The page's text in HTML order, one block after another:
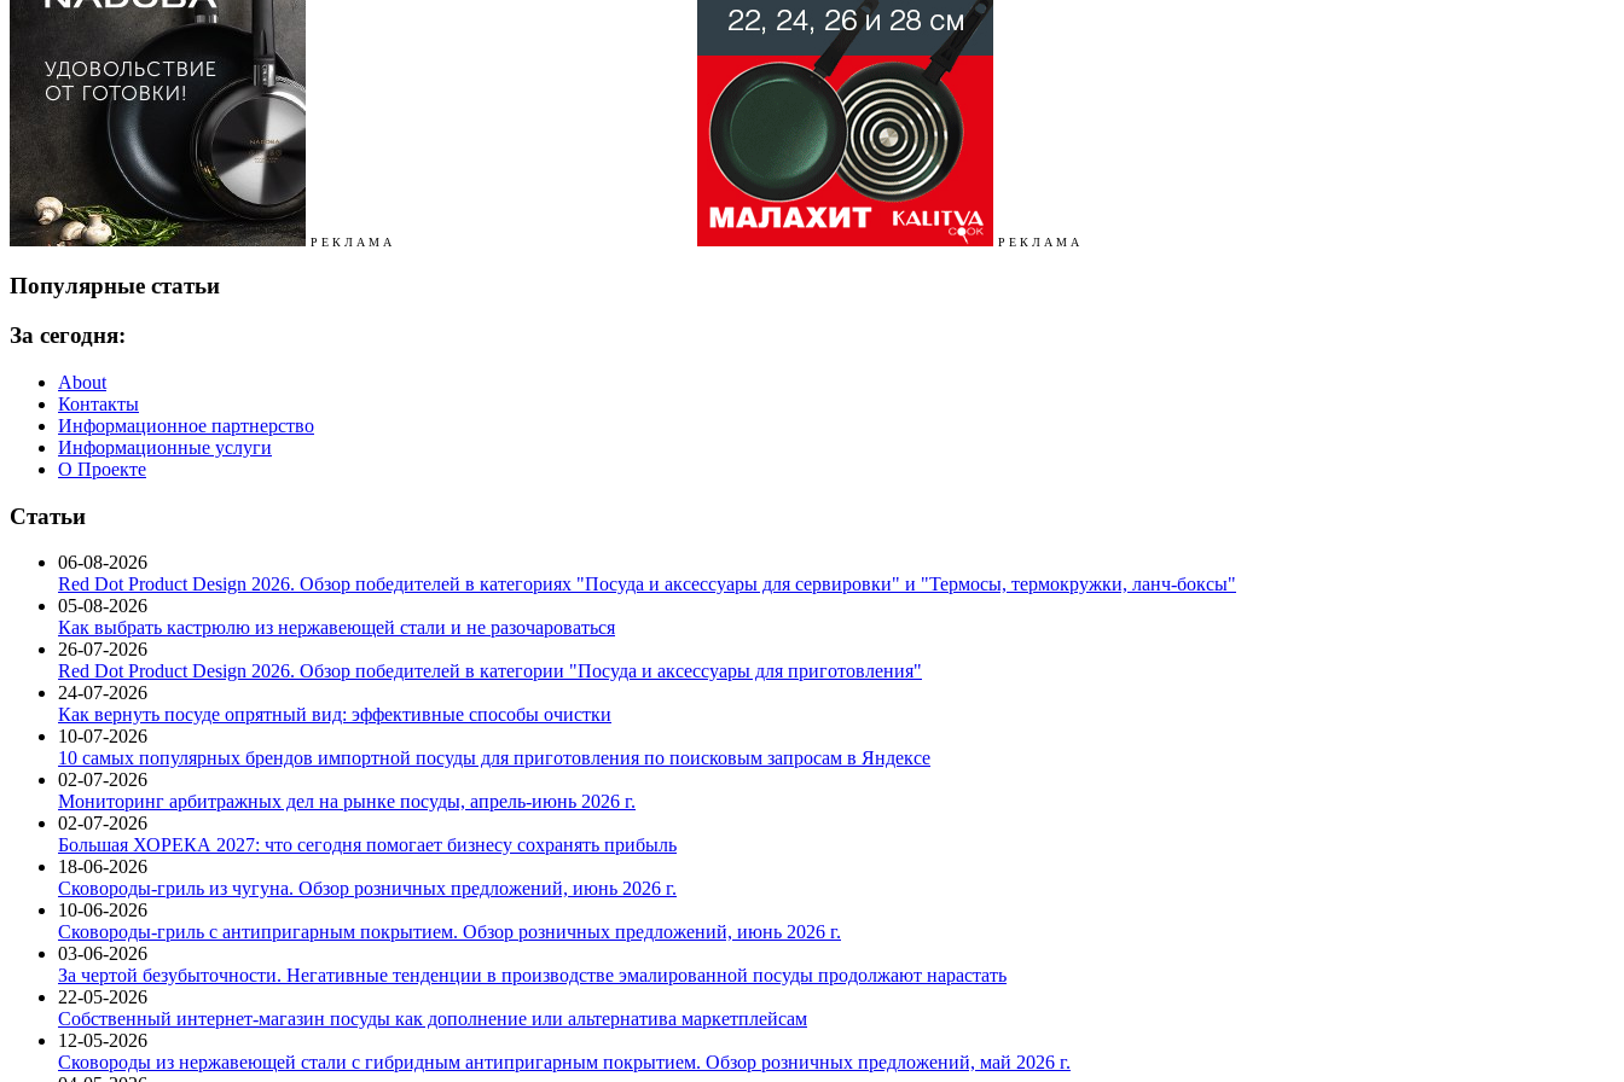
Р Е К Л А М А Р Е К Л А М А
Популярные статьи
За сегодня:
About
Контакты
Информационное партнерство
Информационные услуги
О Проекте
Статьи
06-08-2026
Red Dot Product Design 2026. Обзор победителей в категориях "Посуда и аксессуары для сервировки" и "Термосы, термокружки, ланч-боксы"
05-08-2026
Как выбрать кастрюлю из нержавеющей стали и не разочароваться
26-07-2026
Red Dot Product Design 2026. Обзор победителей в категории "Посуда и аксессуары для приготовления"
24-07-2026
Как вернуть посуде опрятный вид: эффективные способы очистки
10-07-2026
10 самых популярных брендов импортной посуды для приготовления по поисковым запросам в Яндексе
02-07-2026
Мониторинг арбитражных дел на рынке посуды, апрель-июнь 2026 г.
02-07-2026
Большая ХОРЕКА 2027: что сегодня помогает бизнесу сохранять прибыль
18-06-2026
Сковороды-гриль из чугуна. Обзор розничных предложений, июнь 2026 г.
10-06-2026
Сковороды-гриль с антипригарным покрытием. Обзор розничных предложений, июнь 2026 г.
03-06-2026
За чертой безубыточности. Негативные тенденции в производстве эмалированной посуды продолжают нарастать
22-05-2026
Собственный интернет-магазин посуды как дополнение или альтернатива маркетплейсам
12-05-2026
Сковороды из нержавеющей стали с гибридным антипригарным покрытием. Обзор розничных предложений, май 2026 г.